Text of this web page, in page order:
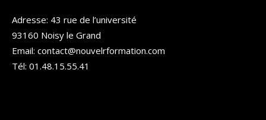
Adresse: 43 rue de l’université
93160 Noisy le Grand
Email: contact@nouvelrformation.com
Tél: 01.48.15.55.41